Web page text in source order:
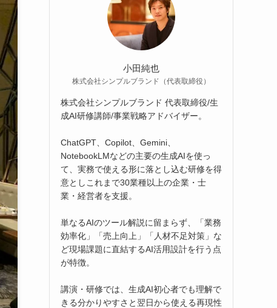
小田純也
株式会社シンプルブランド（代表取締役）
株式会社シンプルブランド 代表取締役/生
成AI研修講師/事業戦略アドバイザー。
ChatGPT、Copilot、Gemini、
NotebookLMなどの主要の生成AIを使っ
て、実務で使える形に落とし込む研修を得
意としこれまで30業種以上の企業・士
業・経営者を支援。
単なるAIのツール解説に留まらず、「業務
効率化」「売上向上」「人材不足対策」な
ど現場課題に直結するAI活用設計を行う点
が特徴。
講演・研修では、生成AI初心者でも理解で
きる分かりやすさと翌日から使える再現性